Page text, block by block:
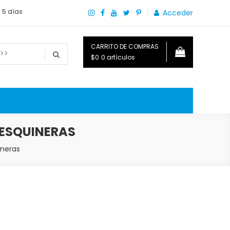
5 días Acceder
CARRITO DE COMPRAS
$0 0 artículos